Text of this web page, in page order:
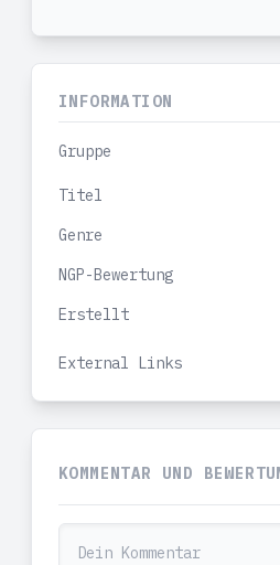
INFORMATION
Gruppe
Titel
Genre
NGP-Bewertung
Erstellt
External Links
KOMMENTAR UND